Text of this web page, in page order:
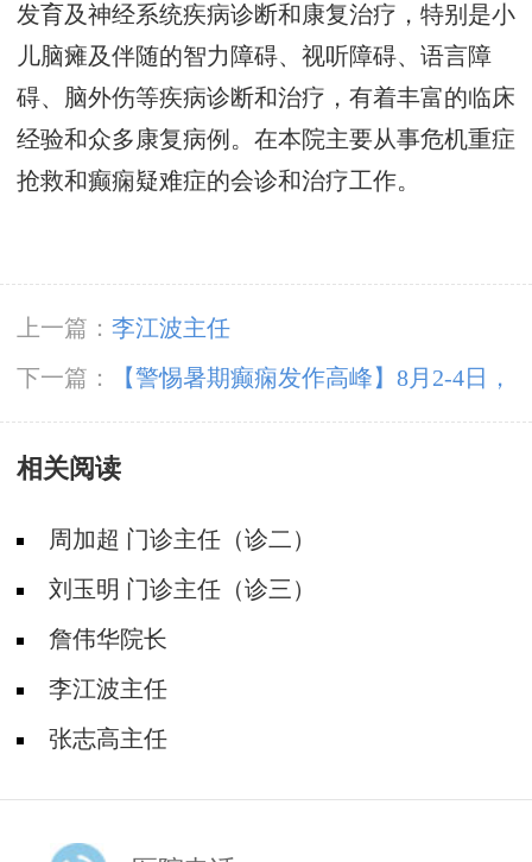
发育及神经系统疾病诊断和康复治疗，特别是小
儿脑瘫及伴随的智力障碍、视听障碍、语言障
碍、脑外伤等疾病诊断和治疗，有着丰富的临床
经验和众多康复病例。在本院主要从事危机重症
抢救和癫痫疑难症的会诊和治疗工作。
上一篇： 李江波主任
下一篇：
【警惕暑期癫痫发作高峰】8月2-4日，
北京专家领衔多学科会诊，助力患者暑期癫痫攻
坚
相关阅读
周加超 门诊主任（诊二）
刘玉明 门诊主任（诊三）
詹伟华院长
李江波主任
张志高主任